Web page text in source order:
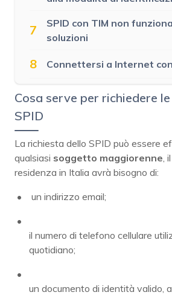
7
SPID con TIM non
soluzioni
8 Connettersi a Internet
Cosa serve per richiedere
SPID
La richiesta dello SPID può essere
qualsiasi soggetto maggiorenne,
residenza in Italia avrà bisogno di:
un indirizzo email;
il numero di telefono cellulare
quotidiano;
un documento di identità valido,